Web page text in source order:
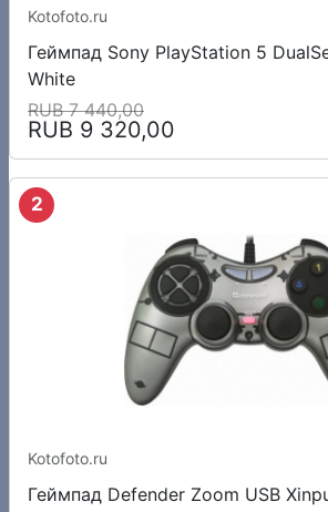
Kotofoto.ru
Геймпад Sony PlayStation 5
White
RUB 7 440,00
RUB 9 320,00
2
Kotofoto.ru
Геймпад Defender Zoom USB